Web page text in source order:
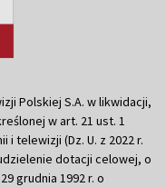
Polskiej S.A. w likwidacji,
w art. 21 ust. 1
i telewizji (Dz. U. z 2022 r.
dotacji celowej, o
grudnia 1992 r. o